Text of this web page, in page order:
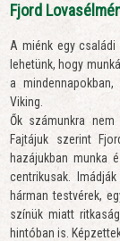
Fjord
A miénk egy
lehetünk, hogy
a
Viking.
Ők számunkra nem
Fajtájuk szerint
hazájukban munka
centrikusak.
hárman testvérek,
színük miatt
hintóban is.